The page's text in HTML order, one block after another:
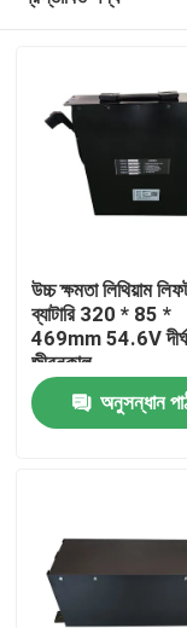
আমাদের সম্পর্কে
উচ্চ ক্ষমতা লিথিয়াম
ব্যাটারি 320 * 85 *
469mm 54.6V দীর্ঘ
জীবনকাল
অনুসন্ধান